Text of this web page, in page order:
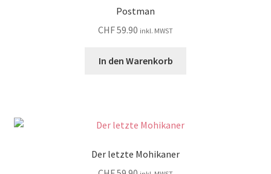
Postman
CHF59.90 inkl. MWST
In den Warenkorb
Der letzte Mohikaner